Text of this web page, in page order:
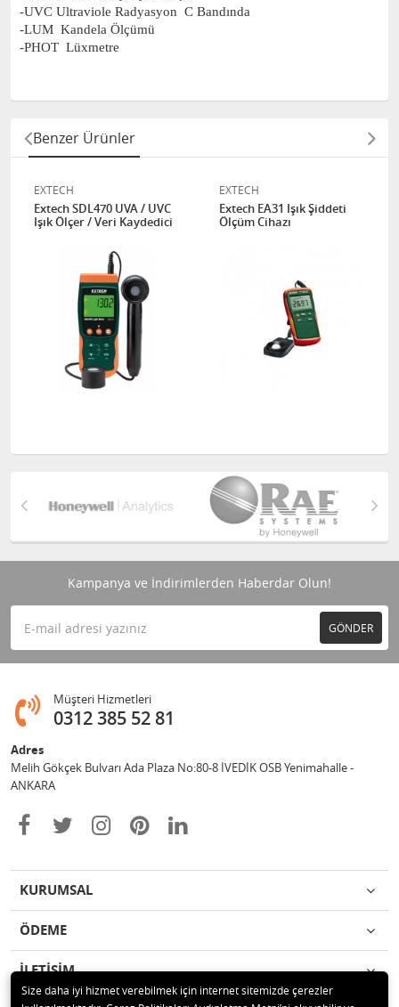
-UVC Ultraviole Radyasyon C Bandında
-LUM Kandela Ölçümü
-PHOT Lüxmetre
Benzer Ürünler
EXTECH
Extech SDL470 UVA / UVC
Işık Ölçer / Veri Kaydedici
EXTECH
Extech EA31 Işık Şiddeti
Ölçüm Cihazı
Kampanya ve İndirimlerden Haberdar Olun!
GÖNDER
Müşteri Hizmetleri
0312 385 52 81
Adres
Melih Gökçek Bulvarı Ada Plaza No:80-8 İVEDİK OSB Yenimahalle -
ANKARA
KURUMSAL
ÖDEME
İLETİŞİM
Size daha iyi hizmet verebilmek için internet sitemizde çerezler